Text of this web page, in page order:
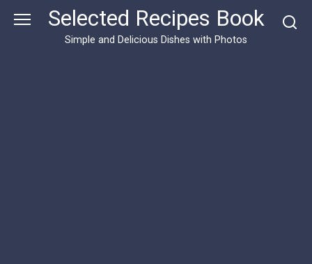
Selected Recipes Book
Simple and Delicious Dishes with Photos